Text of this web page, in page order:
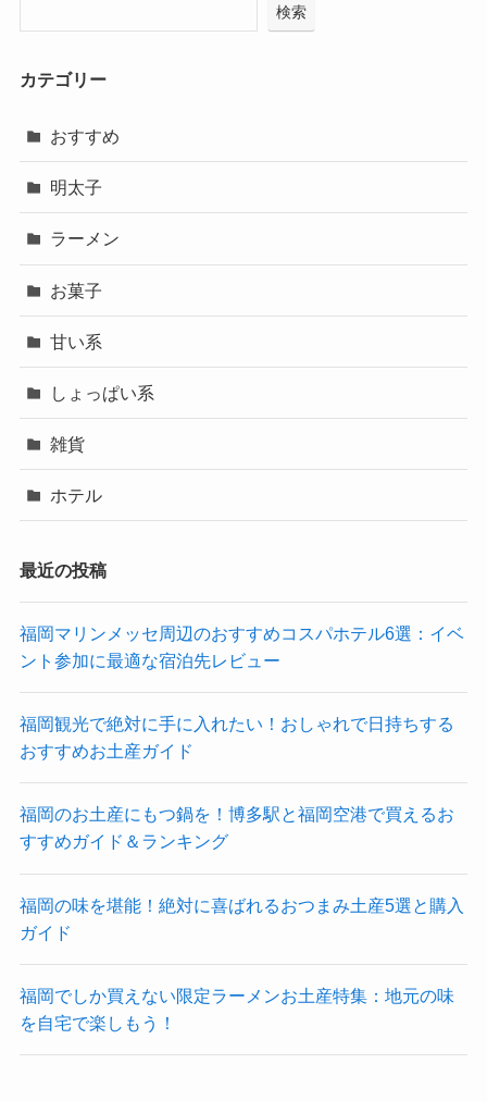
検索
カテゴリー
おすすめ
明太子
ラーメン
お菓子
甘い系
しょっぱい系
雑貨
ホテル
最近の投稿
福岡マリンメッセ周辺のおすすめコスパホテル6選：イベ
ント参加に最適な宿泊先レビュー
福岡観光で絶対に手に入れたい！おしゃれで日持ちする
おすすめお土産ガイド
福岡のお土産にもつ鍋を！博多駅と福岡空港で買えるお
すすめガイド＆ランキング
福岡の味を堪能！絶対に喜ばれるおつまみ土産5選と購入
ガイド
福岡でしか買えない限定ラーメンお土産特集：地元の味
を自宅で楽しもう！